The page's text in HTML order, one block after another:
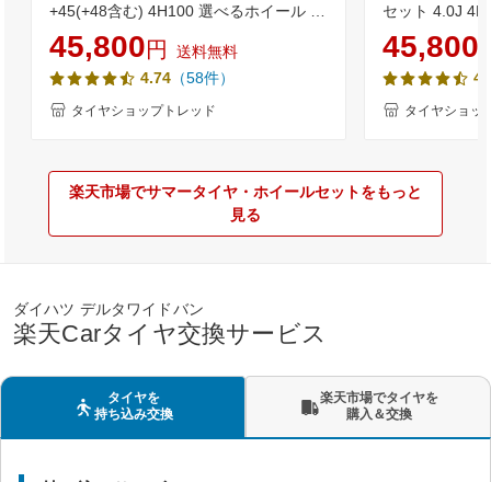
+45(+48含む) 4H100 選べるホイール 4
本セット送料無料 低燃費 ブリヂストン
NEWNO(ニューノ) 新品 サマータイヤN-
BOX タント ワゴンR ムーブ スペーシア
等のドレスアップに軽自動車 14インチ
45,800円
送料無料
4.74 （58件）
タイヤショップトレッド
セット 4.0J
145/80R12
等) 新品4本セ
ヤ 軽バン 軽ト
45,800
タイヤショッ
楽天市場でサマータイヤ・ホイールセットをもっと
見る
ダイハツ デルタワイドバン
楽天Carタイヤ交換サービス
タイヤを
持ち込み交換
楽天市場でタイヤを
購入＆交換